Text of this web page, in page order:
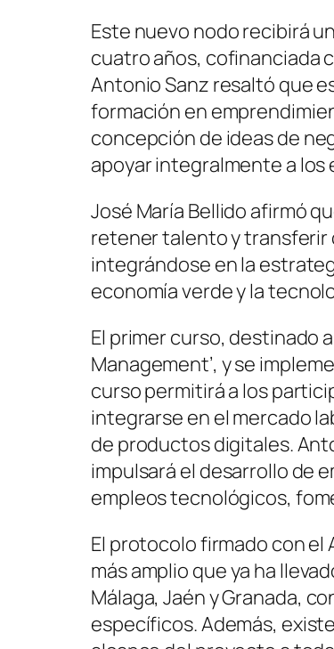
Este nuevo nodo recibirá
cuatro años, cofinanciada
Antonio Sanz resaltó que
formación en
concepción de ideas de
apoyar integralmente a los
José María Bellido afirmó
retener talento y transferir
integrándose en la
economía verde y la
El primer curso, destinado
Management’, y se
curso permitirá a los
integrarse en el mercado
de productos digitales.
impulsará el desarrollo de
empleos tecnológicos,
El protocolo firmado con
más amplio que ya ha
Málaga, Jaén y Granada,
específicos. Además,